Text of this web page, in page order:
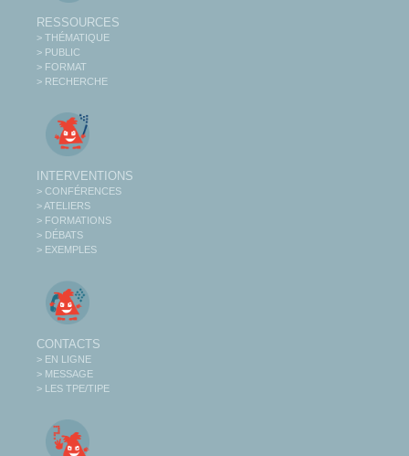
RESSOURCES
> THÉMATIQUE
> PUBLIC
> FORMAT
> RECHERCHE
INTERVENTIONS
> CONFÉRENCES
> ATELIERS
> FORMATIONS
> DÉBATS
> EXEMPLES
CONTACTS
> EN LIGNE
> MESSAGE
> LES TPE/TIPE